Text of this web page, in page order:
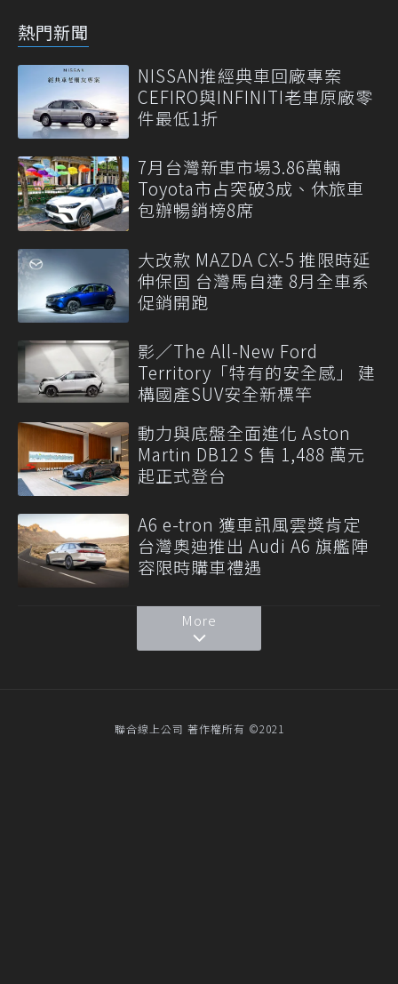
熱門新聞
NISSAN推經典車回廠專案
CEFIRO與INFINITI老車原廠零
件最低1折
7月台灣新車市場3.86萬輛
Toyota市占突破3成、休旅車
包辦暢銷榜8席
大改款 MAZDA CX-5 推限時延
伸保固 台灣馬自達 8月全車系
促銷開跑
影／The All-New Ford
Territory「特有的安全感」 建
構國產SUV安全新標竿
動力與底盤全面進化 Aston
Martin DB12 S 售 1,488 萬元
起正式登台
A6 e-tron 獲車訊風雲獎肯定
台灣奧迪推出 Audi A6 旗艦陣
容限時購車禮遇
More
聯合線上公司 著作權所有 ©2021